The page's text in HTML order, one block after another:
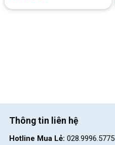
Thông tin liên hệ
Hotline Mua Lẻ: 028.9996.5775